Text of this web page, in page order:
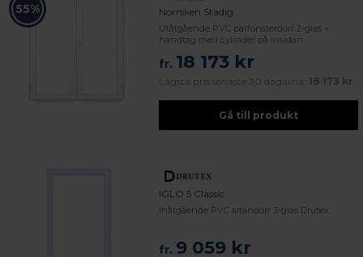
55% Norrsken Stadig
Utåtgående PVC parfönsterdörr 2-glas +
handtag med cylinder på insidan
fr. 18 173 kr
Lägsta pris senaste 30 dagarna: 18 173 kr
Gå till produkt
IGLO 5 Classic
Inåtgående PVC altandörr 3-glas Drutex
fr. 9 059 kr